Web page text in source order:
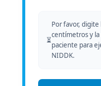
⏳
Por favor,
centímetros y
paciente para
NIDDK.